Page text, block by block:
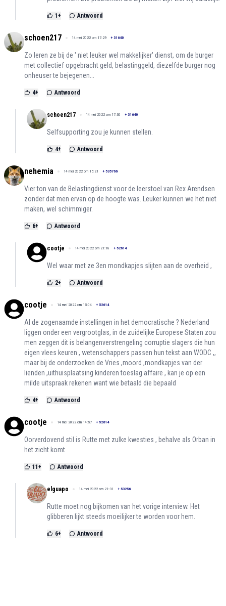
1 + Antwoord
schoen217 14 mei 2022 om 17:29 + 31640
Zo leren ze bij de ' niet leuker wel makkelijker' dienst, om de burger
met collectief opgebracht geld, belastinggeld, diezelfde burger nog
onheuser te bejegenen...
4+ Antwoord
schoen217 14 mei 2022 om 17:30 + 31640
Selfsupporting zou je kunnen stellen.
4+ Antwoord
nehemia 14 mei 2022 om 15:21 + 535766
Vier ton van de Belastingdienst voor de leerstoel van Rex Arendsen
zonder dat men ervan op de hoogte was. Leuker kunnen we het niet
maken, wel schimmiger.
6+ Antwoord
cootje 14 mei 2022 om 21:18 + 52614
Wel waar met ze 3en mondkapjes slijten aan de overheid ,
2+ Antwoord
cootje 14 mei 2022 om 15:04 + 52614
Al de zogenaamde instellingen in het democratische ? Nederland
liggen onder een vergrootglas, in de zuidelijke Europese Staten zou
men zeggen dit is belangenverstrengeling corruptie slagers die hun
eigen vlees keuren , wetenschappers passen hun tekst aan WODC ,,
maar bij de onderzoeken de Vries ,moord ,mondkapjes van der
lienden ,uithuisplaatsing kinderen toeslag affaire , kan je op een
milde uitspraak rekenen want wie betaald die bepaald
4+ Antwoord
cootje 14 mei 2022 om 14:57 + 52614
Oorverdovend stil is Rutte met zulke kwesties , behalve als Orban in
het zicht komt
11 + Antwoord
elguapo 14 mei 2022 om 21:31 + 53256
Rutte moet nog bijkomen van het vorige interview. Het
glibberen lijkt steeds moeilijker te worden voor hem.
6+ Antwoord